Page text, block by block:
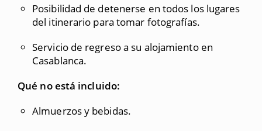
Posibilidad de detenerse en todos los lugares
del itinerario para tomar fotografías.
Servicio de regreso a su alojamiento en
Casablanca.
Qué no está incluido:
Almuerzos y bebidas.